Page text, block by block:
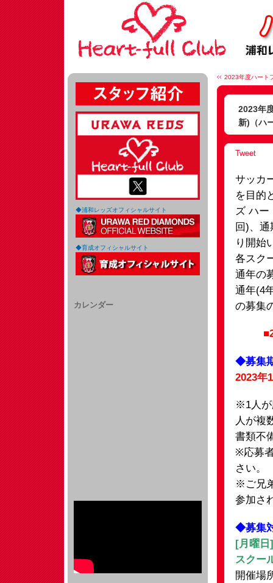
2023年度ハート
2023年
新)（ハ
Tweet
サッカ
を目的
ズ ハー
回)、
り開始
各スク
通年の
通年(4
の募集
◆募集
2023年
※1人が
人が複
書類不
※応募
さい。
※ご兄
参加さ
◆募集
[月曜日]
スクー
開催場
◆浦和レッズオフィシャルサイト
◆育成オフィシャルサイト
カレンダー